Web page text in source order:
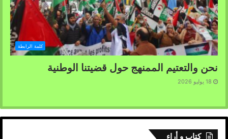
كلمة الرابطة
نحن والتعتيم الممنهج حول قضيتنا الوطنية
18 يوليو 2026
كتاب و أراء